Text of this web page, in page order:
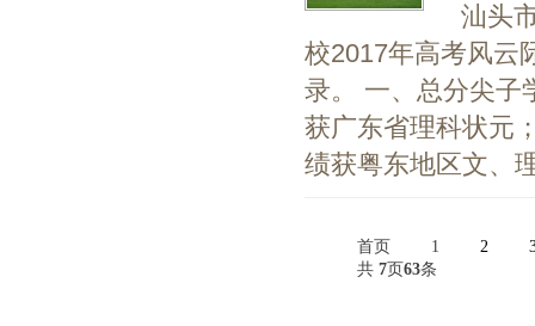
汕头
校2017年高考风云
录。 一、总分尖子
获广东省理科状元
绩获粤东地区文、
首页 1 2
共 7页63条